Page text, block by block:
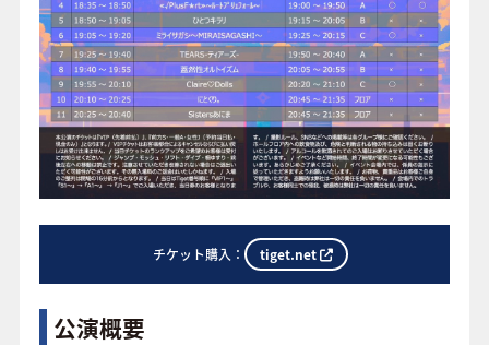
チケット購入： tiget.net
公演概要